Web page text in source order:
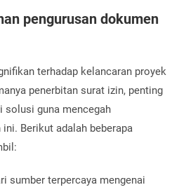
pengurusan dokumen
terhadap kelancaran proyek
penerbitan surat izin, penting
solusi guna mencegah
Berikut adalah beberapa
sumber terpercaya mengenai